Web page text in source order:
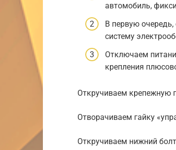
автомобиль,
В первую
систему
Отключаем
крепления
Откручиваем крепежную
Отворачиваем гайку
Откручиваем нижний